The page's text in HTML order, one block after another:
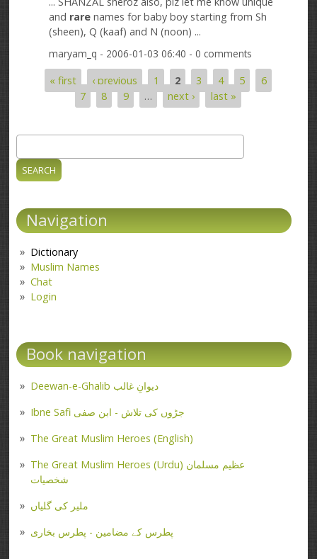
and rare names for baby boy starting from Sh
(sheen), Q (kaaf) and N (noon) ...
maryam_q - 2006-01-03 06:40 - 0 comments
Pages
« first ‹ previous 1 2 3 4 5
6
7
8 9 … next › last »
Search form
Navigation
Dictionary
Muslim Names
Chat
Login
Book navigation
Deewan-e-Ghalib دیوانِ غالب
Ibne Safi جڑوں کی تلاش - ابن صفی
The Great Muslim Heroes (English)
The Great Muslim Heroes (Urdu) عظیم مسلمان
شخصیات
ملیر کی گلیاں
پطرس کے مضامین - پطرس بخاری